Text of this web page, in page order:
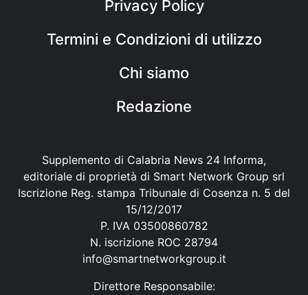
Privacy Policy
Termini e Condizioni di utilizzo
Chi siamo
Redazione
Supplemento di Calabria News 24 Informa,
editoriale di proprietà di Smart Network Group srl
Iscrizione Reg. stampa Tribunale di Cosenza n. 5 del
15/12/2017
P. IVA 03500860782
N. iscrizione ROC 28794
info@smartnetworkgroup.it
Direttore Responsabile: